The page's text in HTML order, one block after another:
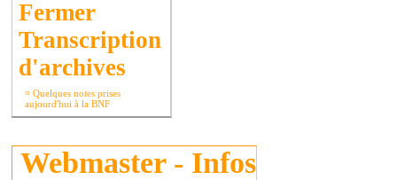
Transcription
d'archives
¤ Quelques notes prises
aujourd'hui à la BNF
Webmaster - Infos